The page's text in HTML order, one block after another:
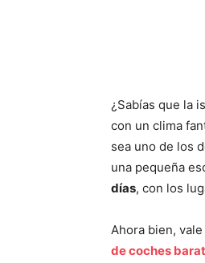
¿Sabías que la
con un clima
sea uno de los
una pequeña
días, con los
Ahora bien,
de coches